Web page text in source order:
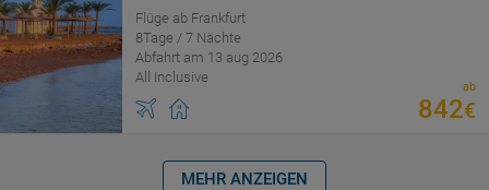
Flüge ab Frankfurt
8Tage / 7 Nächte
Abfahrt am 13 aug 2026
All Inclusive
ab
842€
MEHR ANZEIGEN